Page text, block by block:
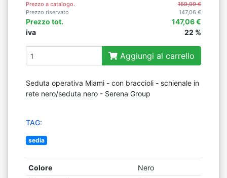
Prezzo a catalogo.
159,99 €
Prezzo riservato
147,06 €
Prezzo tot.
147,06 €
iva
22 %
Aggiungi al carrello
Seduta operativa Miami - con braccioli - schienale in
rete nero/seduta nero - Serena Group
TAG:
sedia
Colore
Nero